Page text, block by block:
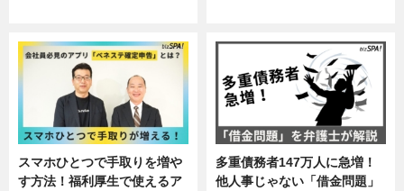
スマホひとつで手取りを増や
す方法！福利厚生で使えるア
多重債務者147万人に急増！
他人事じゃない「借金問題」